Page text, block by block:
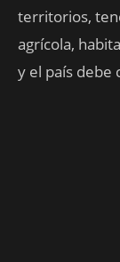
territorios,
agrícola,
y el país debe